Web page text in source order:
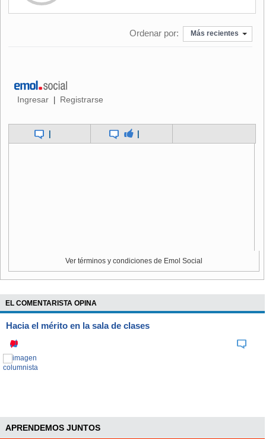
futuros, planificar y actuar, nuestros hijos, nietos y bisnietos
exclusiva del Estado. El sector privado, así como otras
organizaciones no gubernamentales, de la sociedad civil y
El evento estará disponible al público a través del siguiente
Ordenar por: Más recientes
Ingresar | Registrarse
| |
Ver términos y condiciones de Emol Social
EL COMENTARISTA OPINA
Hacia el mérito en la sala de clases
APRENDEMOS JUNTOS